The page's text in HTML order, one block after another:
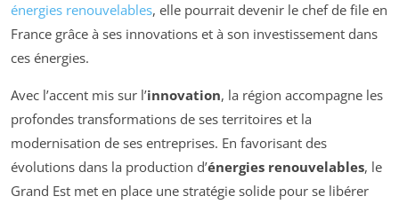
énergies renouvelables, elle pourrait devenir le chef de file en
France grâce à ses innovations et à son investissement dans
ces énergies.
Avec l’accent mis sur l’innovation, la région accompagne les
profondes transformations de ses territoires et la
modernisation de ses entreprises. En favorisant des
évolutions dans la production d’énergies renouvelables, le
Grand Est met en place une stratégie solide pour se libérer